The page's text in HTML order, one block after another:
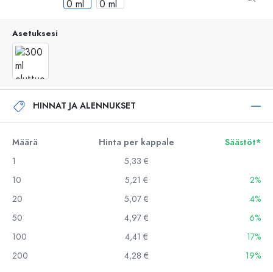
Asetuksesi
HINNAT JA ALENNUKSET
Määrä Hinta per kappale
Säästöt*
1
5,33 €
10
5,21 €
2%
20
5,07 €
4%
50
4,97 €
6%
100
4,41 €
17%
200
4,28 € 19%